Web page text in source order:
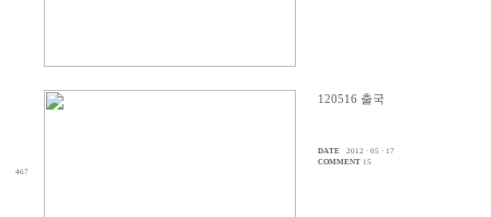
467
120516 출국
DATE
2012 · 05 · 17
COMMENT 15